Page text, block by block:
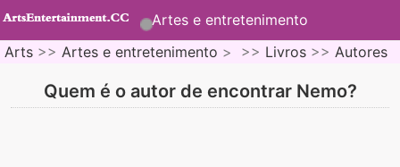
Artes e entretenimento
Arts >> Artes e entretenimento > >> Livros >> Autores
Quem é o autor de encontrar Nemo?